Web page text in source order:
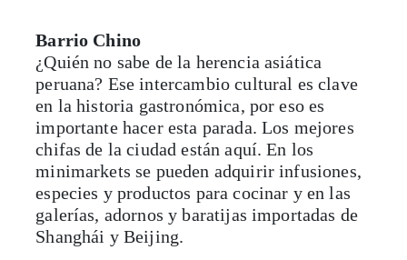
Barrio Chino
¿Quién no sabe de la herencia asiática
peruana? Ese intercambio cultural es clave
en la historia gastronómica, por eso es
importante hacer esta parada. Los mejores
chifas de la ciudad están aquí. En los
minimarkets se pueden adquirir infusiones,
especies y productos para cocinar y en las
galerías, adornos y baratijas importadas de
Shanghái y Beijing.